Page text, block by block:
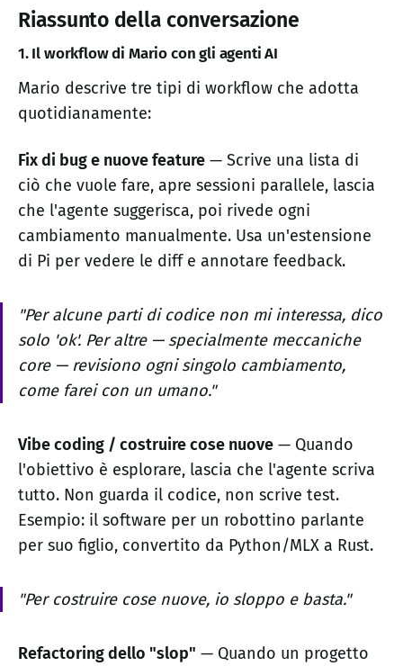
Riassunto della conversazione
1. Il workflow di Mario con gli agenti AI
Mario descrive tre tipi di workflow che adotta
quotidianamente:
Fix di bug e nuove feature — Scrive una lista di
ciò che vuole fare, apre sessioni parallele, lascia
che l'agente suggerisca, poi rivede ogni
cambiamento manualmente. Usa un'estensione
di Pi per vedere le diff e annotare feedback.
"Per alcune parti di codice non mi interessa, dico
solo 'ok'. Per altre — specialmente meccaniche
core — revisiono ogni singolo cambiamento,
come farei con un umano."
Vibe coding / costruire cose nuove — Quando
l'obiettivo è esplorare, lascia che l'agente scriva
tutto. Non guarda il codice, non scrive test.
Esempio: il software per un robottino parlante
per suo figlio, convertito da Python/MLX a Rust.
"Per costruire cose nuove, io sloppo e basta."
Refactoring dello "slop" — Quando un progetto